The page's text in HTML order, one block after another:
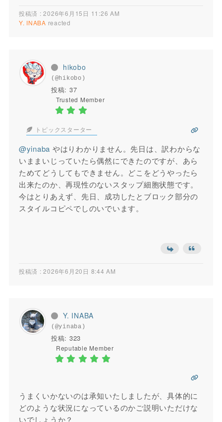
投稿済 : 2026年6月15日 11:26 AM
Y. INABA reacted
hikobo
(@hikobo)
投稿: 37
Trusted Member
トピックスターター
@yinaba やはりわかりません。先日は、訳わからな
いままいじっていたら偶然にできたのですが、あら
ためてどうしてもできません。どこをどうやったら
出来たのか、再現性のないスタップ細胞状態です。
今はとりあえず、先日、成功したとブロック部分の
スタイルコピペでしのいでいます。
投稿済 : 2026年6月20日 8:44 AM
Y. INABA
(@yinaba)
投稿: 323
Reputable Member
うまくいかないのは承知いたしましたが、具体的に
どのような状況になっているのかご説明いただけな
いでしょうか？